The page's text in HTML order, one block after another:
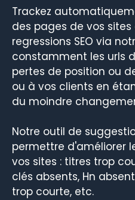
Trackez
des pages de vos sites
regressions SEO via
constamment les urls
pertes de position ou
ou à vos clients en
du moindre
Notre outil de
permettre d'améliorer
vos sites : titres trop
clés absents, Hn
trop courte, etc.